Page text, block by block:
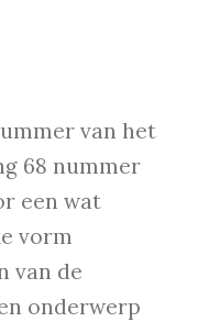
van het
68 nummer
een wat
vorm
van de
onderwerp